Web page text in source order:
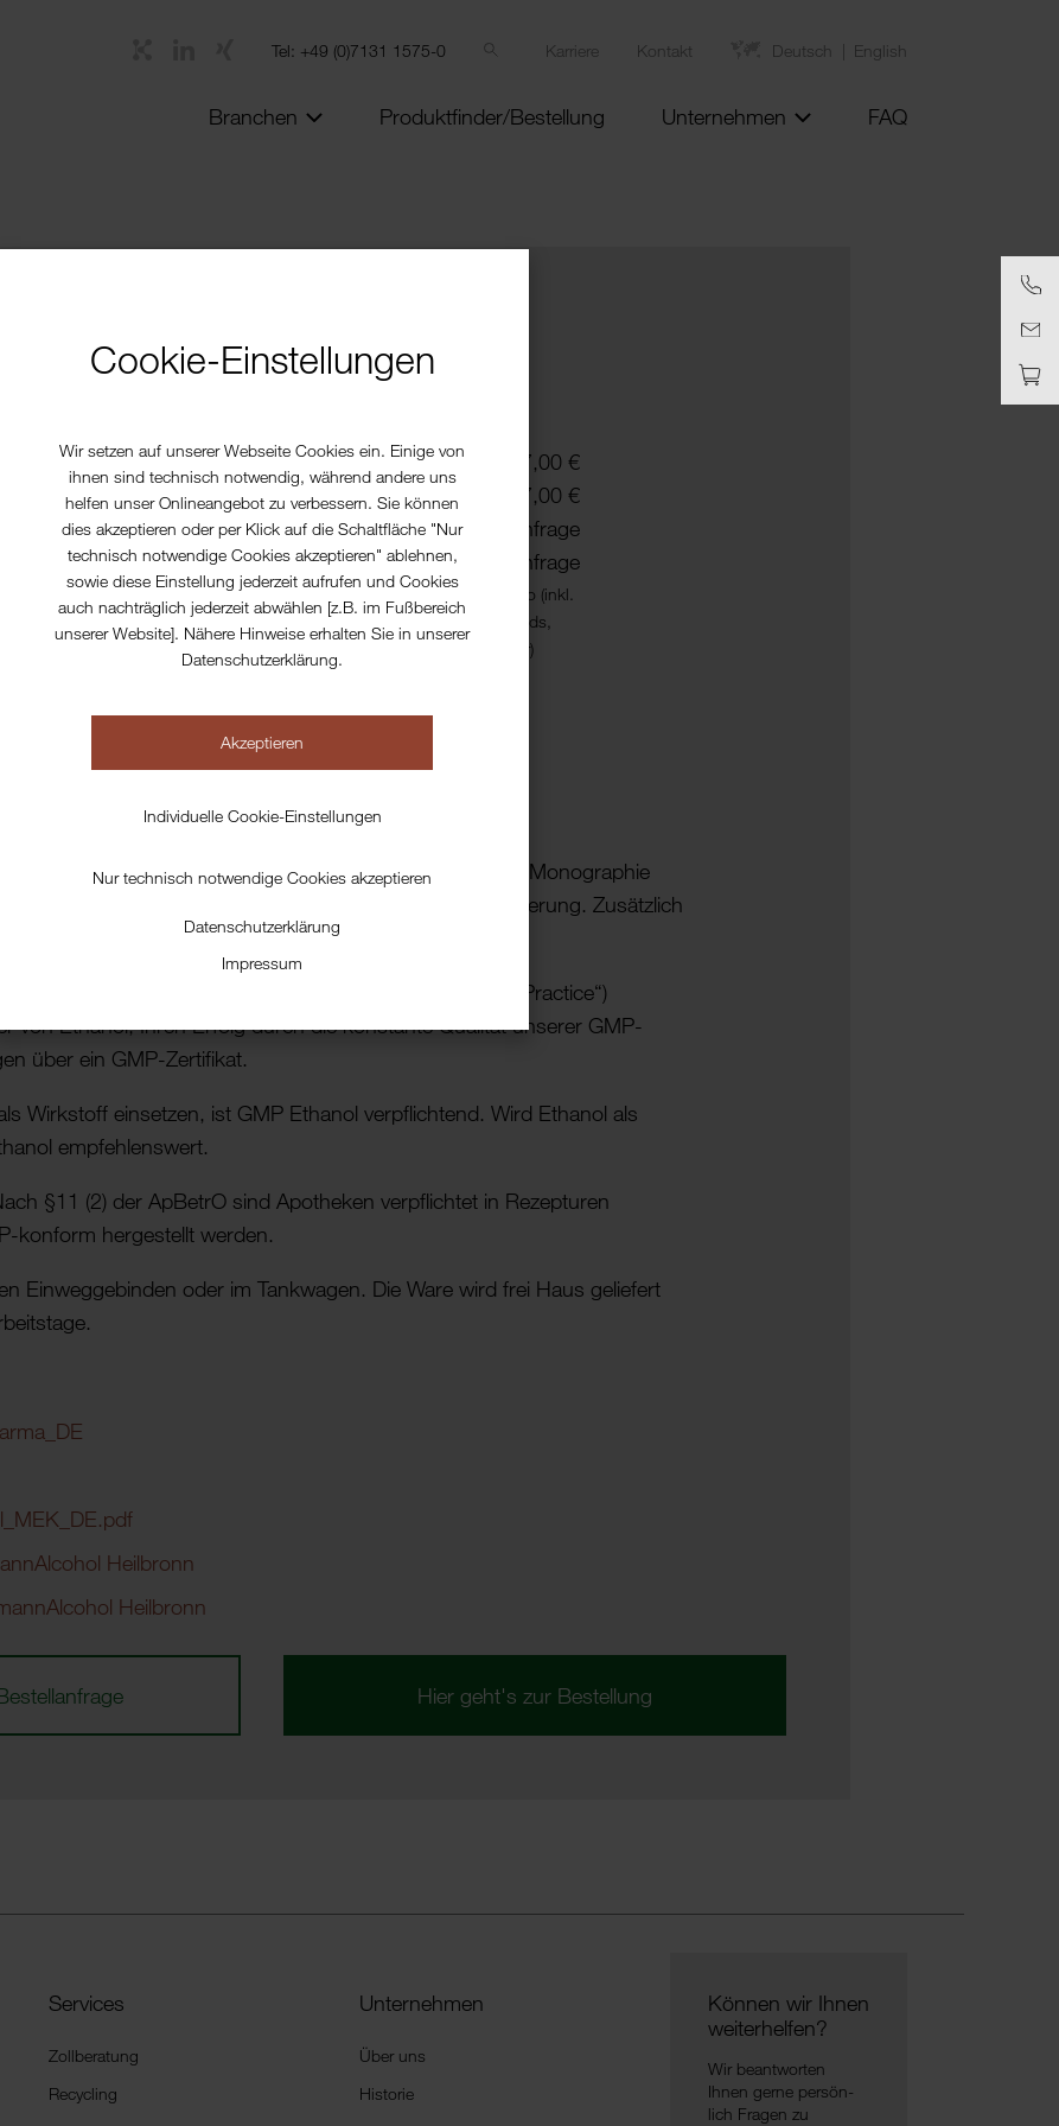
Cookie-Einstellungen
Wir setzen auf unserer Webseite Cookies ein. Einige von
ihnen sind technisch notwendig, während andere uns
helfen unser Onlineangebot zu verbessern. Sie können
dies akzeptieren oder per Klick auf die Schaltfläche "Nur
technisch notwendige Cookies akzeptieren" ablehnen,
sowie diese Einstellung jederzeit aufrufen und Cookies
auch nachträglich jederzeit abwählen [z.B. im Fußbereich
unserer Website]. Nähere Hinweise erhalten Sie in unserer
Datenschutzerklärung.
Akzeptieren
Individuelle Cookie-Einstellungen
Nur technisch notwendige Cookies akzeptieren
Datenschutzerklärung
Impressum
Tel: +49 (0)7131 1575-0 Karriere Kontakt Deutsch English
Branchen Produktfinder/Bestellung Unternehmen FAQ
MEK
Ursprungs
pro 100 liter reinen
30l Kanister
247,00 €
200l Fass
587,00 €
1000l IBC
auf Anfrage
Tankwagen
auf Anfrage
Die angegebenen Preise sind netto (inkl.
Lieferkosten innerhalb Deutschlands,
exkl. Mehrwert- und Alkoholsteuer)
wird gemäß der in der EU geltenden Pharma Europa Monographie
Analysenzertifikat erhalten Sie mit jeder Lieferung. Zusätzlich
GMP Qualität.
die
(GMP= „Good Manufacturing Practice“)
von Ethanol, Ihren Erfolg durch die konstante Qualität unserer GMP-
über ein GMP-Zertifikat.
Wirkstoff einsetzen, ist GMP Ethanol verpflichtend. Wird Ethanol als
empfehlenswert.
§11 (2) der ApBetrO sind Apotheken verpflichtet in Rezepturen
konform hergestellt werden.
Einweggebinden oder im Tankwagen. Die Ware wird frei Haus geliefert
Heilbronn
Heilbronn
Hier geht's zur Bestellung
Services
Zollberatung
Recycling
Unternehmen
Über uns
Historie
Können wir Ihnen
weiter­helfen?
Wir beant­worten
Ihnen gerne persön­
lich Fragen zu